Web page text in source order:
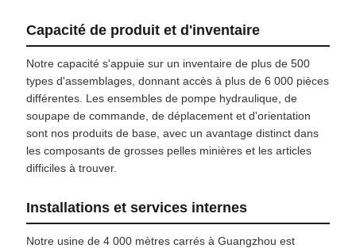
Capacité de produit et d'inventaire
Notre capacité s'appuie sur un inventaire de plus de 500
types d'assemblages, donnant accès à plus de 6 000 pièces
différentes. Les ensembles de pompe hydraulique, de
soupape de commande, de déplacement et d'orientation
sont nos produits de base, avec un avantage distinct dans
les composants de grosses pelles minières et les articles
difficiles à trouver.
Installations et services internes
Notre usine de 4 000 mètres carrés à Guangzhou est